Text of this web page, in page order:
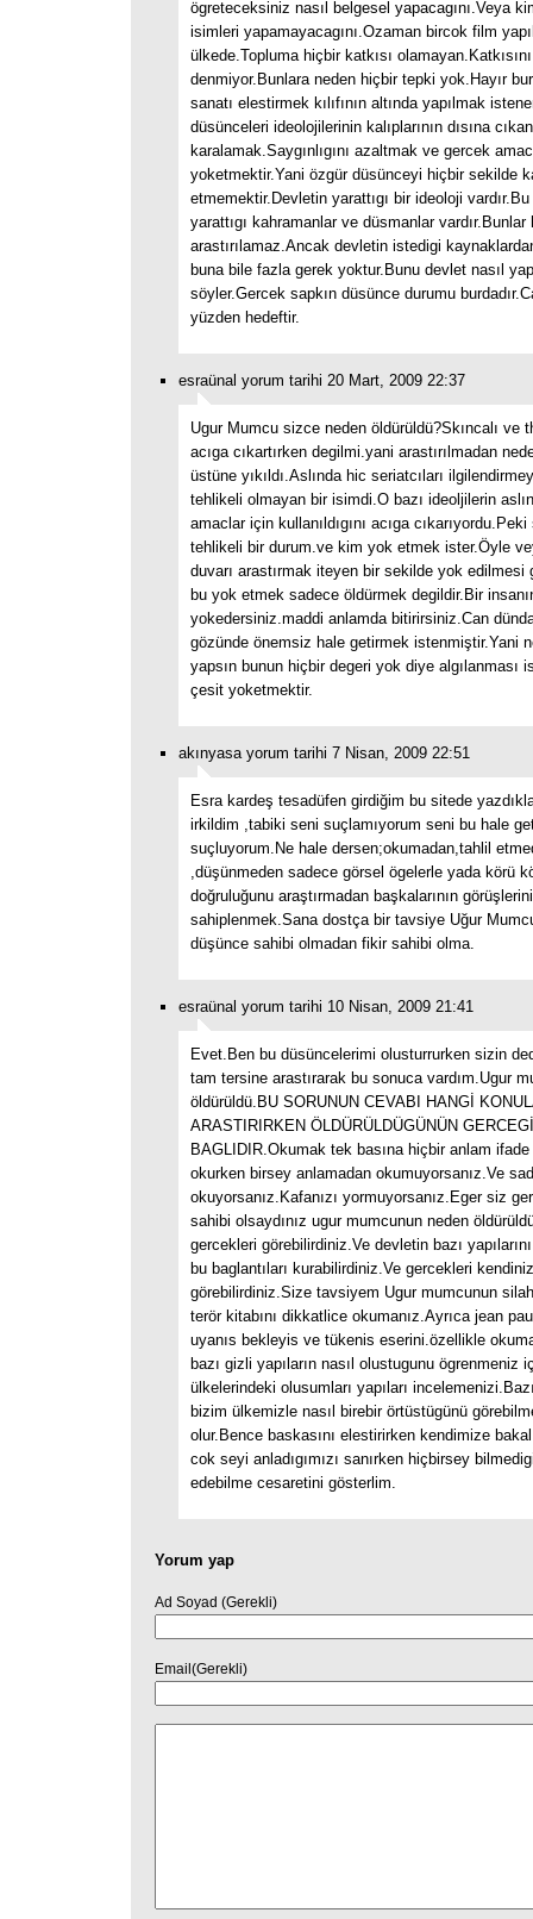
ögreteceksiniz nasıl belgesel yapacagını.Veya
isimleri yapamayacagını.Ozaman bircok film
ülkede.Topluma hiçbir katkısı
denmiyor.Bunlara neden hiçbir tepki yok.Hayır
sanatı elestirmek kılıfının altında yapılmak
düsünceleri ideolojilerinin kalıplarının dısına
karalamak.Saygınlıgını azaltmak ve gercek amac
yoketmektir.Yani özgür düsünceyi hiçbir sekilde
etmemektir.Devletin yarattıgı bir ideoloji
yarattıgı kahramanlar ve düsmanlar
arastırılamaz.Ancak devletin istedigi
buna bile fazla gerek yoktur.Bunu devlet nasıl
söyler.Gercek sapkın düsünce durumu
yüzden hedeftir.
esraünal yorum tarihi 20 Mart, 2009 22:37
Ugur Mumcu sizce neden öldürüldü?Skıncalı ve
acıga cıkartırken degilmi.yani arastırılmadan
üstüne yıkıldı.Aslında hic seriatcıları
tehlikeli olmayan bir isimdi.O bazı ideoljilerin
amaclar için kullanıldıgını acıga
tehlikeli bir durum.ve kim yok etmek ister.Öyle
duvarı arastırmak iteyen bir sekilde yok edilmesi
bu yok etmek sadece öldürmek degildir.Bir insanın
yokedersiniz.maddi anlamda bitirirsiniz.Can
gözünde önemsiz hale getirmek istenmiştir.Yani
yapsın bunun hiçbir degeri yok diye algılanması
çesit yoketmektir.
akınyasa yorum tarihi 7 Nisan, 2009 22:51
Esra kardeş tesadüfen girdiğim bu sitede
irkildim ,tabiki seni suçlamıyorum seni bu hale
suçluyorum.Ne hale dersen;okumadan,tahlil
,düşünmeden sadece görsel ögelerle yada körü
doğruluğunu araştırmadan başkalarının görüşlerini
sahiplenmek.Sana dostça bir tavsiye Uğur
düşünce sahibi olmadan fikir sahibi olma.
esraünal yorum tarihi 10 Nisan, 2009 21:41
Evet.Ben bu düsüncelerimi olusturrurken sizin
tam tersine arastırarak bu sonuca vardım.Ugur
öldürüldü.BU SORUNUN CEVABI HANGİ
ARASTIRIRKEN ÖLDÜRÜLDÜGÜNÜN
BAGLIDIR.Okumak tek basına hiçbir anlam
okurken birsey anlamadan okumuyorsanız.Ve
okuyorsanız.Kafanızı yormuyorsanız.Eger siz
sahibi olsaydınız ugur mumcunun neden
gercekleri görebilirdiniz.Ve devletin bazı
bu baglantıları kurabilirdiniz.Ve gercekleri kendiniz
görebilirdiniz.Size tavsiyem Ugur mumcunun
terör kitabını dikkatlice okumanız.Ayrıca jean
uyanıs bekleyis ve tükenis eserini.özellikle
bazı gizli yapıların nasıl olustugunu ögrenmeniz
ülkelerindeki olusumları yapıları
bizim ülkemizle nasıl birebir örtüstügünü
olur.Bence baskasını elestirirken kendimize
cok seyi anladıgımızı sanırken hiçbirsey
edebilme cesaretini gösterlim.
Yorum yap
Ad Soyad (Gerekli)
Email(Gerekli)